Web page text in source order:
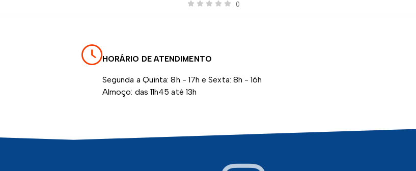
0
HORÁRIO DE ATENDIMENTO
Segunda a Quinta: 8h - 17h e Sexta: 8h - 16h
Almoço: das 11h45 até 13h